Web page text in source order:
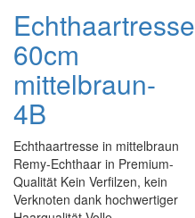
Echthaartresse
60cm
mittelbraun-
4B
Echthaartresse in mittelbraun
Remy-Echthaar in Premium-
Qualität Kein Verfilzen, kein
Verknoten dank hochwertiger